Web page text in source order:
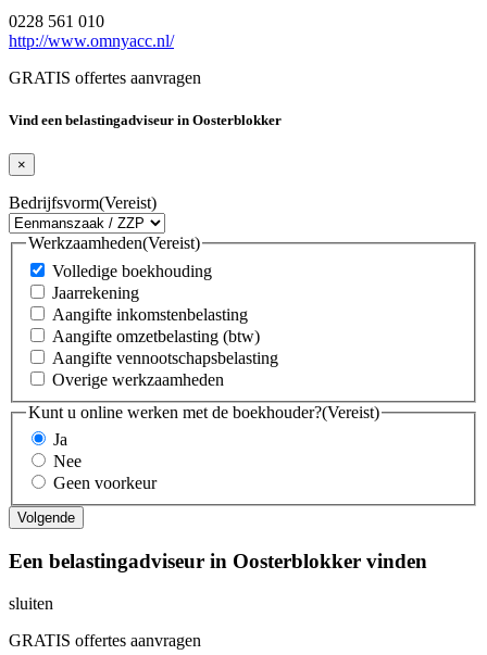
0228 561 010
http://www.omnyacc.nl/
GRATIS offertes aanvragen
Vind een belastingadviseur in Oosterblokker
×
Bedrijfsvorm(Vereist)
Werkzaamheden(Vereist)
Volledige boekhouding
Jaarrekening
Aangifte inkomstenbelasting
Aangifte omzetbelasting (btw)
Aangifte vennootschapsbelasting
Overige werkzaamheden
Kunt u online werken met de boekhouder?(Vereist)
Ja
Nee
Geen voorkeur
Een belastingadviseur in Oosterblokker vinden
sluiten
GRATIS offertes aanvragen